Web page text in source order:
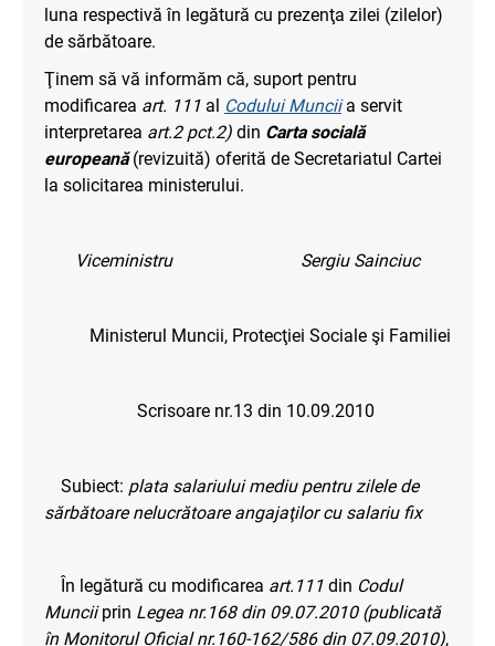
luna respectivă în legătură cu prezenţa zilei (zilelor)
de sărbătoare.
Ţinem să vă informăm că, suport pentru
modificarea art. 111 al Codului Munciia servit
interpretarea art.2 pct.2) din Carta socială
europeană(revizuită) oferită de Secretariatul Cartei
la solicitarea ministerului.
Viceministru Sergiu Sainciuc
Ministerul Muncii, Protecţiei Sociale şi Familiei
Scrisoare nr.13 din 10.09.2010
Subiect: plata salariului mediu pentru zilele de
sărbătoare nelucrătoare angajaţilor cu salariu fix
În legătură cu modificarea art.111 din Codul
Munciiprin Legea nr.168 din 09.07.2010 (publicată
în Monitorul Oficial nr.160-162/586 din 07.09.2010),